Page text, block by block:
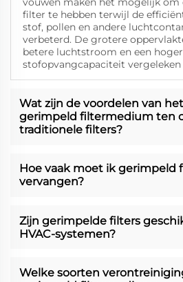
filter te hebben terwijl de
stof, pollen en andere
verbeterd. De grotere
betere luchtstroom en een
stofopvangcapaciteit
Wat zijn de voordelen van
gerimpeld filtermedium ten
traditionele filters?
Hoe vaak moet ik gerimpeld
vervangen?
Zijn gerimpelde filters
HVAC-systemen?
Welke soorten